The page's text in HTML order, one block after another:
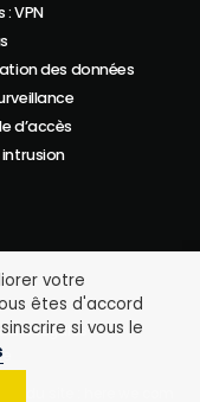
: VPN
des données
d’accès
légales
du site : here we com
votre
êtes d'accord
si vous le